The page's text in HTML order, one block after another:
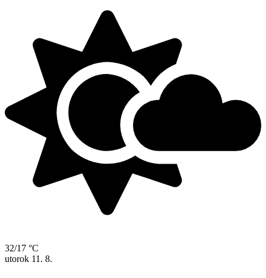
32/17 °C
utorok 11. 8.